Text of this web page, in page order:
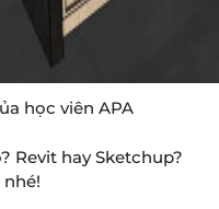
học viên APA
Revit hay Sketchup?